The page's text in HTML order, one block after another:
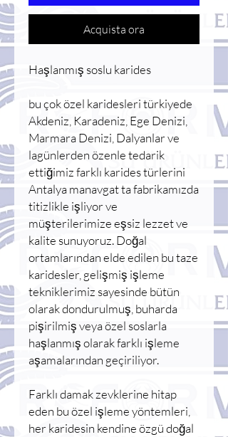
Acquista ora
Haşlanmış soslu karides
bu çok özel karidesleri türkiyede
Akdeniz, Karadeniz, Ege Denizi,
Marmara Denizi, Dalyanlar ve
lagünlerden özenle tedarik
ettiğimiz farklı karides türlerini
Antalya manavgat ta fabrikamızda
titizlikle işliyor ve
müşterilerimize eşsiz lezzet ve
kalite sunuyoruz. Doğal
ortamlarından elde edilen bu taze
karidesler, gelişmiş işleme
tekniklerimiz sayesinde bütün
olarak dondurulmuş, buharda
pişirilmiş veya özel soslarla
haşlanmış olarak farklı işleme
aşamalarından geçiriliyor.
Farklı damak zevklerine hitap
eden bu özel işleme yöntemleri,
her karidesin kendine özgü doğal